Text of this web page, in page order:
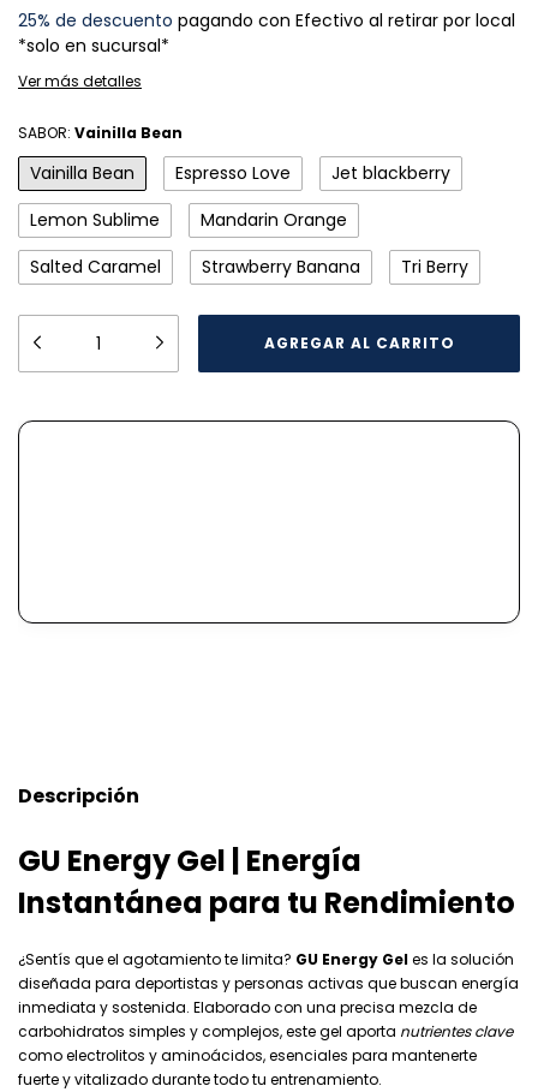
25% de descuento pagando con Efectivo al retirar por local
*solo en sucursal*
Ver más detalles
SABOR: Vainilla Bean
Vainilla Bean Espresso Love
Jet blackberry
Lemon Sublime
Mandarin Orange
Salted Caramel
Strawberry Banana Tri Berry
Descripción
GU Energy Gel | Energía
Instantánea para tu Rendimiento
¿Sentís que el agotamiento te limita? GU Energy Geles la solución
diseñada para deportistas y personas activas que buscan energía
inmediata y sostenida. Elaborado con una precisa mezcla de
carbohidratos simples y complejos, este gel aporta nutrientes clave
como electrolitos y aminoácidos, esenciales para mantenerte
fuerte y vitalizado durante todo tu entrenamiento.